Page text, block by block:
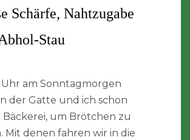
Schärfe, Nahtzugabe
Stau
Uhr am Sonntagmorgen
der Gatte und ich schon
Bäckerei, um Brötchen zu
Mit denen fahren wir in die